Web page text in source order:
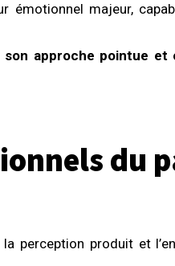
majeur,
approche pointue
du
perception produit et